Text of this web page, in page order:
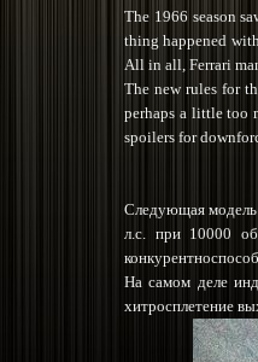
The 1966 season
thing happened
All in all, Ferrari
The new rules for
perhaps a little too
spoilers for
Следующая модель
л.с. при 10000
На самом деле
хитросплетение